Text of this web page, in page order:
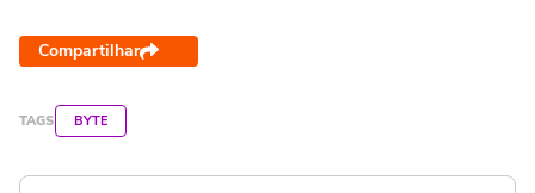
Compartilhar
TAGS BYTE